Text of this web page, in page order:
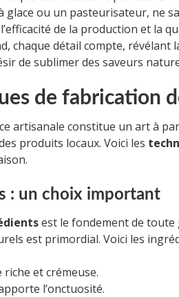
glace ou un pasteurisateur, ne
de la production et la
chaque détail compte, révélant
de sublimer des saveurs
de fabrication
artisanale constitue un art à
produits locaux. Voici les
: un choix important
est le fondement de toute
est primordial. Voici les
riche et crémeuse.
l’onctuosité.